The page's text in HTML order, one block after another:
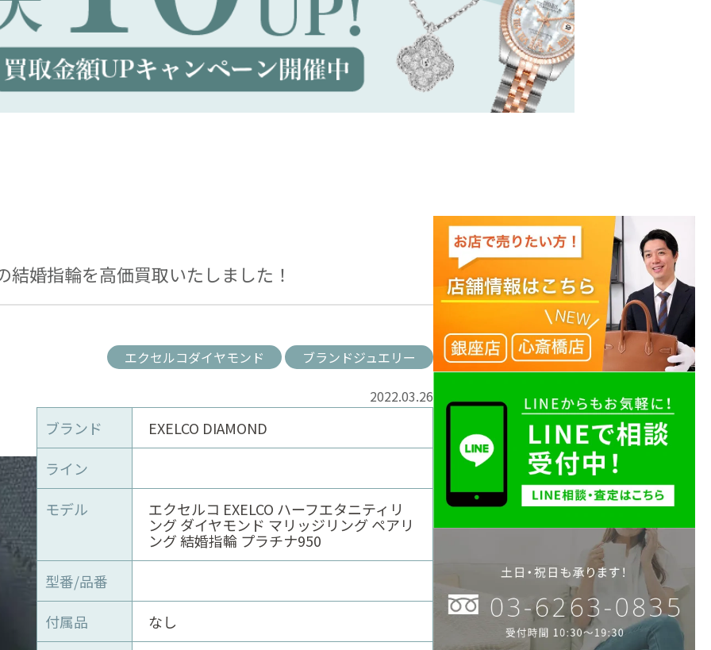
婚指輪を高価買取いたしました！
エクセルコダイヤモンド ブランドジュエリー
2022.03.26
ブランド
EXELCO DIAMOND
ライン
モデル
エクセルコ EXELCO ハーフエタニティリ
ング ダイヤモンド マリッジリング ペアリ
ング 結婚指輪 プラチナ950
型番/品番
付属品
なし